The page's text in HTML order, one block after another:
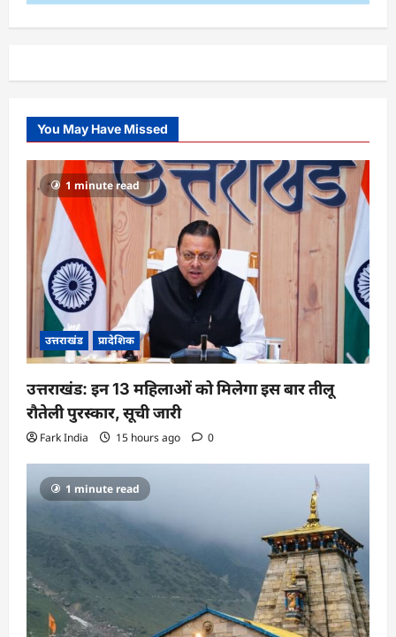
You May Have Missed
1 minute read
उत्तराखंड प्रादेशिक
उत्तराखंड: इन 13 महिलाओं को मिलेगा इस बार तीलू
रौतेली पुरस्कार, सूची जारी
Fark India 15 hours ago 0
1 minute read